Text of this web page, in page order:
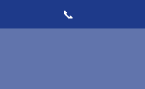
📞